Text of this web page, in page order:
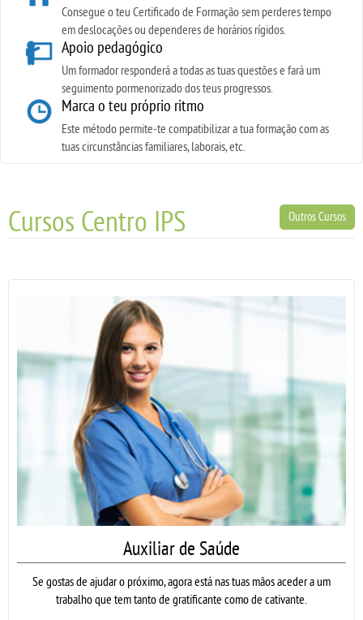
Consegue o teu Certificado de Formação sem perderes tempo
em deslocações ou dependeres de horários rígidos.
Apoio pedagógico
Um formador responderá a todas as tuas questões e fará um
seguimento pormenorizado dos teus progressos.
Marca o teu próprio ritmo
Este método permite-te compatibilizar a tua formação com as
tuas circunstâncias familiares, laborais, etc.
Cursos Centro IPS Outros Cursos
Auxiliar de Saúde
Se gostas de ajudar o próximo, agora está nas tuas mãos aceder a um
trabalho que tem tanto de gratificante como de cativante.